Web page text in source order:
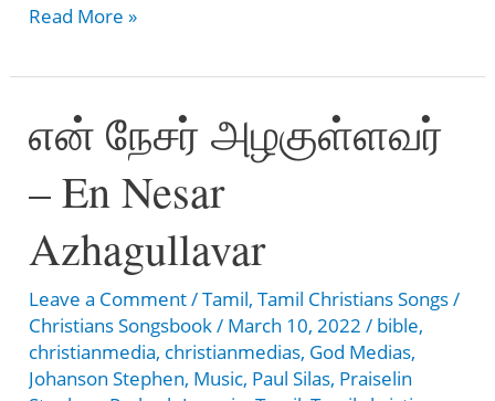
உம்மைப்போல
இல்லை
Ummai
Pola
Illai
Read More »
என் நேசர் அழகுள்ளவர்
– En Nesar
Azhagullavar
Leave a Comment/Tamil,Tamil Christians Songs/
Christians Songsbook/ March 10, 2022/ bible,
christianmedia, christianmedias, God Medias,
Johanson Stephen, Music, Paul Silas, Praiselin